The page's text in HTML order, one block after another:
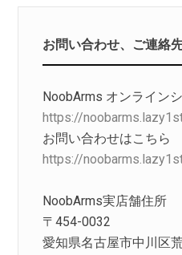
お問い合わせ、ご連絡
NoobArms オンライン
https://
お問い合わせはこちら
https://
NoobArms実店舗住所
〒454-0032
愛知県名古屋市中川区